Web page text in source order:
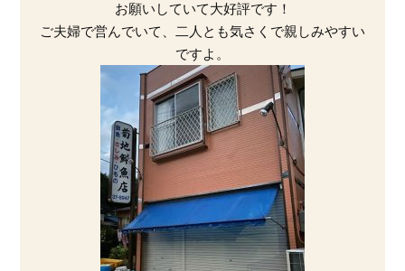
お願いしていて大好評です！
ご夫婦で営んでいて、二人とも気さくで親しみやすい
ですよ。